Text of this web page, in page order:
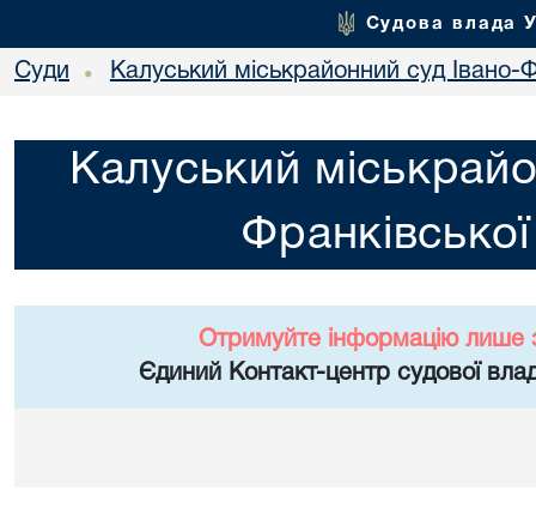
Судова влада
Суди • Калуський міськрайонний суд Івано-
Калуський
Отримуйте інформацію лише
Єдиний Контакт-центр судової